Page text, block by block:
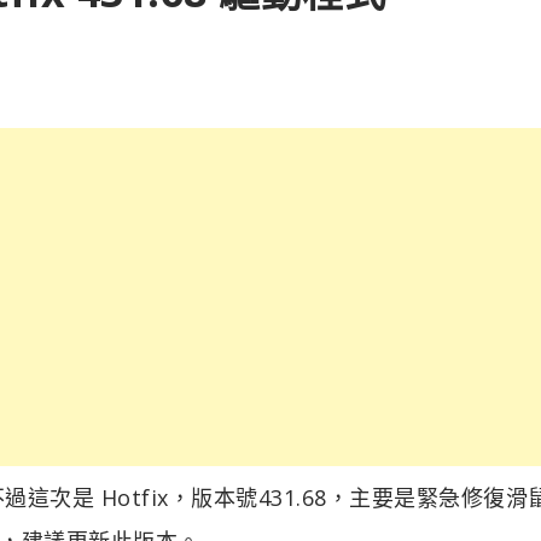
這次是 Hotfix，版本號431.68，主要是緊急修復滑